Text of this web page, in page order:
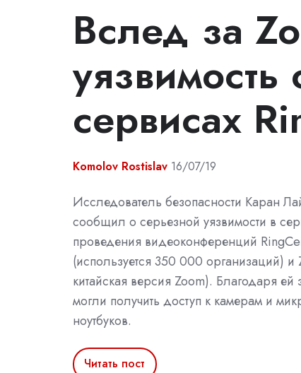
Вслед за
сервисах
Komolov Rostislav 16/07/19
Исследователь безопасности Каран
сообщил о серьезной уязвимости в
проведения видеоконференций
(используется 350 000 организаций) и
китайская версия Zoom). Благодаря
могли получить доступ к камерам и
ноутбуков.
Читать пост